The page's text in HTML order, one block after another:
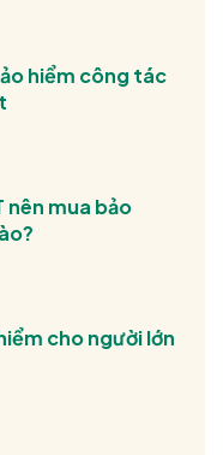
hiểm công tác
nên mua bảo
cho người lớn